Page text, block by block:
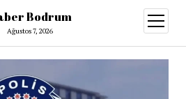
Bodrum
Ağustos 7, 2026
aç